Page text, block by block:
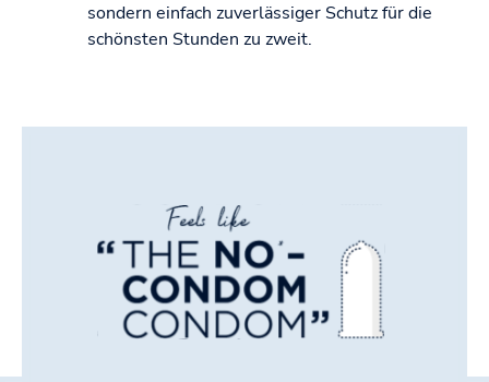
sondern einfach zuverlässiger Schutz für die
schönsten Stunden zu zweit.